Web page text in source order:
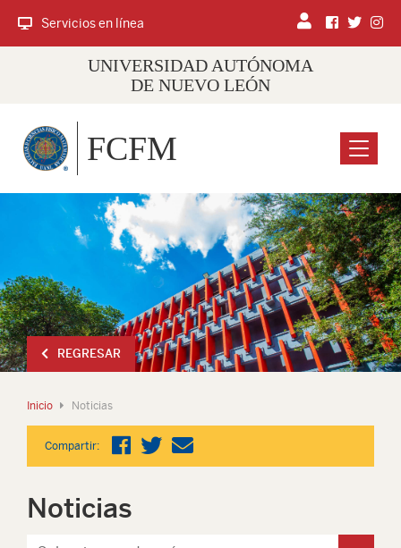
Servicios en línea
UNIVERSIDAD AUTÓNOMA
DE NUEVO LEÓN
Menu
FCFM
REGRESAR
Inicio Noticias
Compartir:
Noticias